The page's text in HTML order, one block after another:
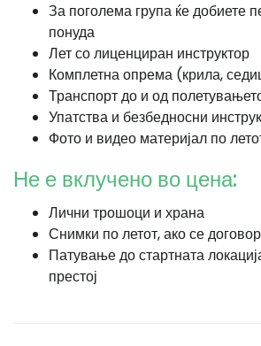
За поголема група ќе добиете
понуда
Лет со лиценциран инструктор
Комплетна опрема (крила,
Транспорт до и од
Упатства и безбедносни
Фото и видео материјал по
Не е вклучено во цена:
Лични трошоци и храна
Снимки по летот, ако се
Патување до стартната
престој